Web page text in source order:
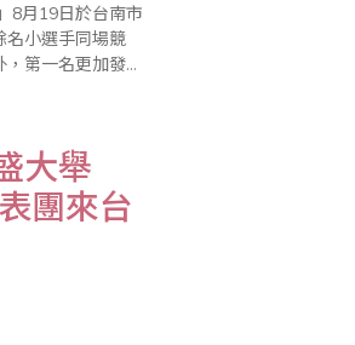
8月19日於台南市
名小選手同場競
第一名更加發獎
大舉
團來台